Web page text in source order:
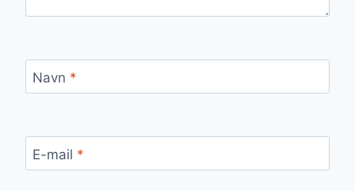
Navn *
E-mail *